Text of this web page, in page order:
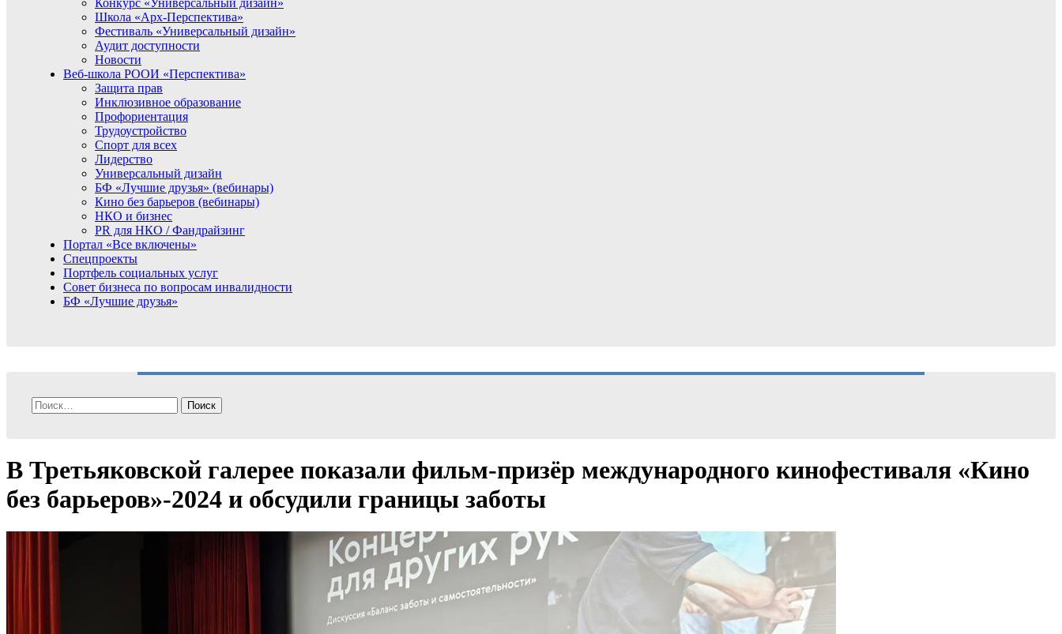
Конкурс «Универсальный дизайн»
Школа «Арх-Перспектива»
Фестиваль «Универсальный дизайн»
Аудит доступности
Новости
Веб-школа РООИ «Перспектива»
Защита прав
Инклюзивное образование
Профориентация
Трудоустройство
Спорт для всех
Лидерство
Универсальный дизайн
БФ «Лучшие друзья» (вебинары)
Кино без барьеров (вебинары)
НКО и бизнес
PR для НКО / Фандрайзинг
Портал «Все включены»
Спецпроекты
Портфель социальных услуг
Совет бизнеса по вопросам инвалидности
БФ «Лучшие друзья»
Найти:
В Третьяковской галерее показали фильм-призёр международного кинофестиваля «Кино
без барьеров»‑2024 и обсудили границы заботы